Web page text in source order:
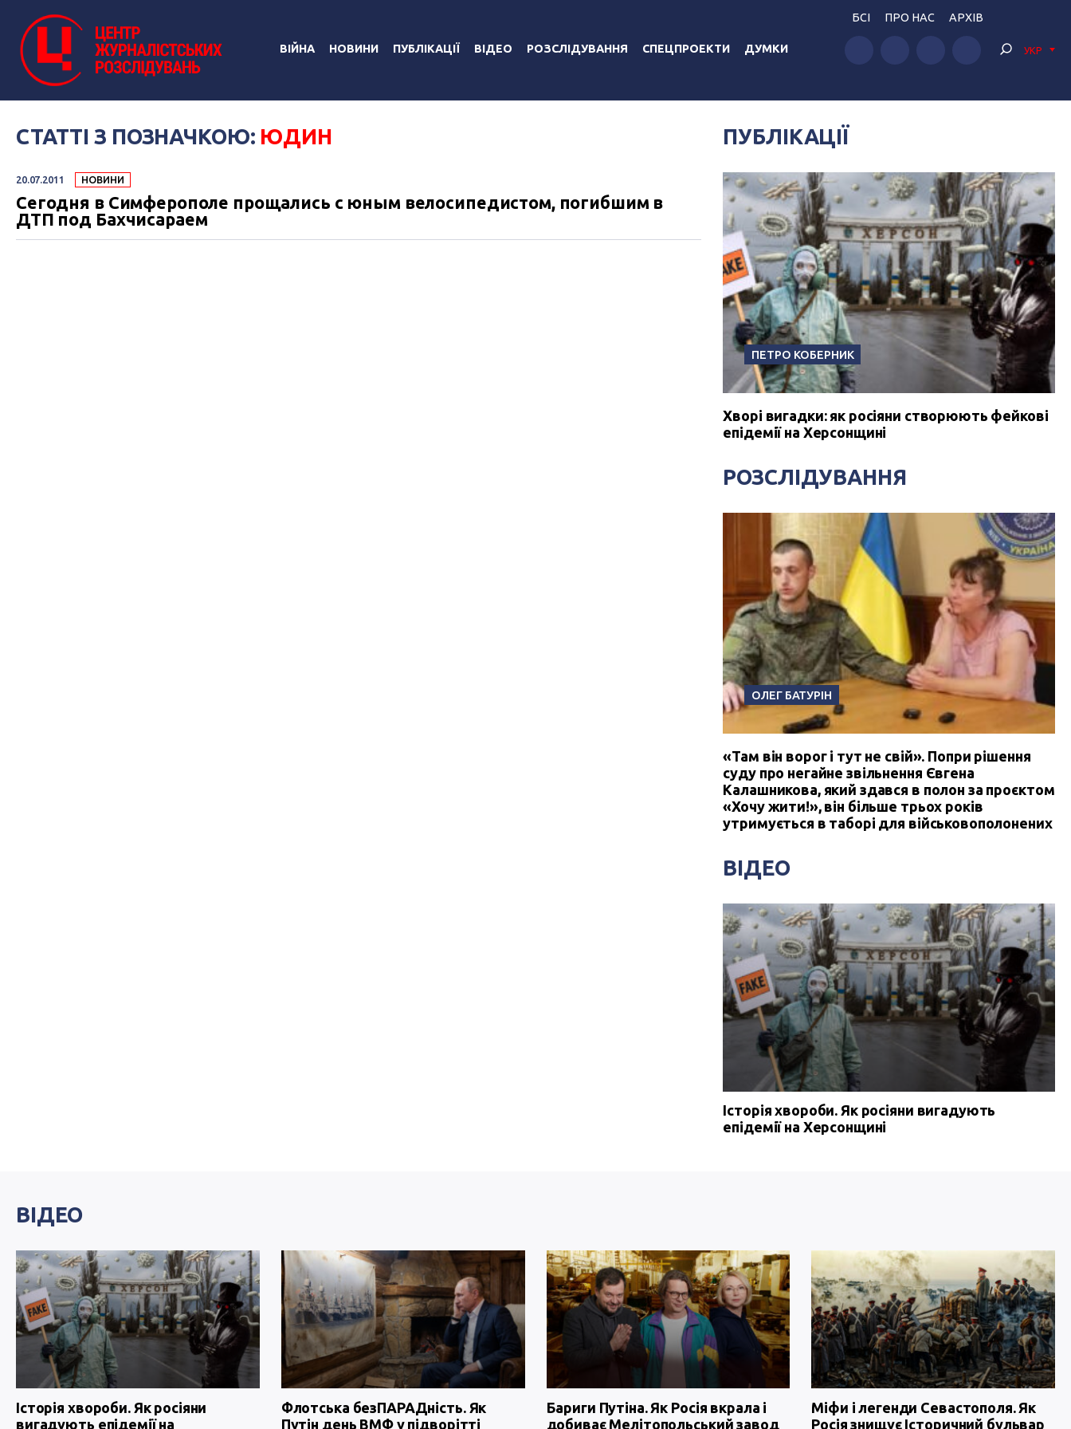
ВІЙНА НОВИНИ ПУБЛІКАЦІЇ ВІДЕО РОЗСЛІДУВАННЯ СПЕЦПРОЕКТИ ДУМКИ
БСІ ПРО НАС АРХІВ
УКР
СТАТТІ З ПОЗНАЧКОЮ: ЮДИН
20.07.2011 НОВИНИ
Сегодня в Симферополе прощались с юным велосипедистом, погибшим в
ДТП под Бахчисараем
ПУБЛІКАЦІЇ
ПЕТРО КОБЕРНИК
Хворі вигадки: як росіяни створюють фейкові
епідемії на Херсонщині
РОЗСЛІДУВАННЯ
ОЛЕГ БАТУРІН
«Там він ворог і тут не свій». Попри рішення
суду про негайне звільнення Євгена
Калашникова, який здався в полон за проєктом
«Хочу жити!», він більше трьох років
утримується в таборі для військовополонених
ВІДЕО
Історія хвороби. Як росіяни вигадують
епідемії на Херсонщині
ВІДЕО
Історія хвороби. Як росіяни
вигадують епідемії на
Флотська безПАРАДність. Як
Путін день ВМФ у підворітті
Бариги Путіна. Як Росія вкрала і
добиває Мелітопольський завод
Міфи і легенди Севастополя. Як
Росія знищує Історичний бульвар